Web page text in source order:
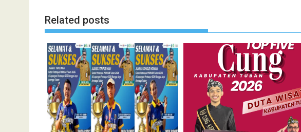
Related posts